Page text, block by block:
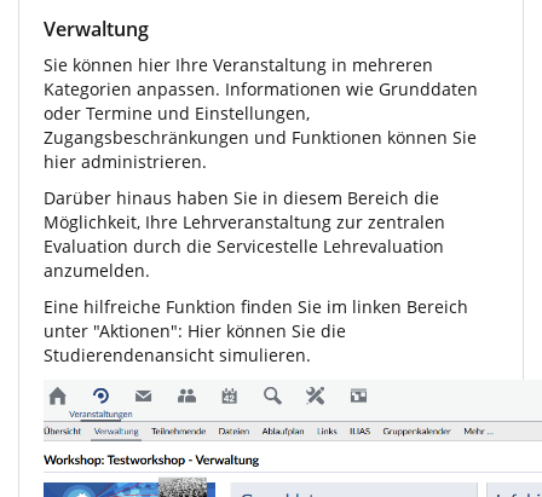
Verwaltung
Sie können hier Ihre Veranstaltung in mehreren
Kategorien anpassen. Informationen wie Grunddaten
oder Termine und Einstellungen,
Zugangsbeschränkungen und Funktionen können Sie
hier administrieren.
Darüber hinaus haben Sie in diesem Bereich die
Möglichkeit, Ihre Lehrveranstaltung zur zentralen
Evaluation durch die Servicestelle Lehrevaluation
anzumelden.
Eine hilfreiche Funktion finden Sie im linken Bereich
unter "Aktionen": Hier können Sie die
Studierendenansicht simulieren.